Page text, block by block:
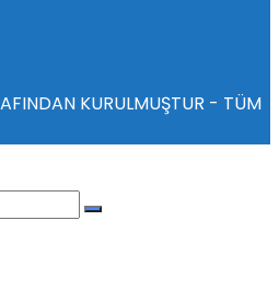
KURULMUŞTUR - TÜM